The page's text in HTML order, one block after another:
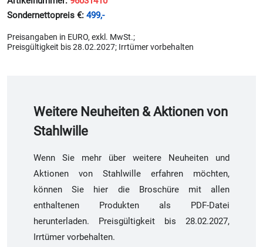
Sondernettopreis €: 499,-
Preisangaben in EURO, exkl. MwSt.;
Preisgültigkeit bis 28.02.2027; Irrtümer vorbehalten
Weitere Neuheiten & Aktionen von
Stahlwille
Wenn Sie mehr über weitere Neuheiten und
Aktionen von Stahlwille erfahren möchten,
können Sie hier die Broschüre mit allen
enthaltenen Produkten als PDF-Datei
herunterladen. Preisgültigkeit bis 28.02.2027,
Irrtümer vorbehalten.